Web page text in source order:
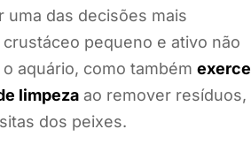
uma das decisões mais
pequeno e ativo não
aquário, como também exerce
limpeza ao remover resíduos,
dos peixes.